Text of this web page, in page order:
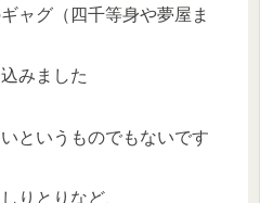
ャグ（四千等身や夢屋ま
みました
というものでもないです
りとりなど、